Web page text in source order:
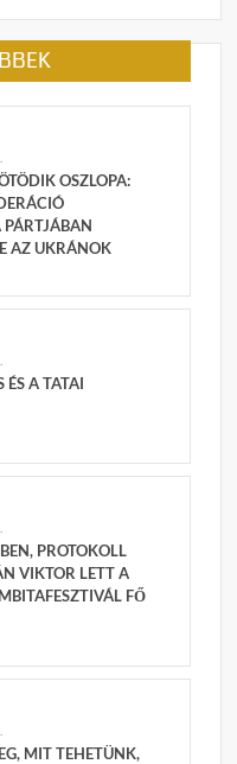
OSZLOPA:
AZ UKRÁNOK
A TATAI
PROTOKOLL
VIKTOR LETT A
FŐ
MIT TEHETÜNK,